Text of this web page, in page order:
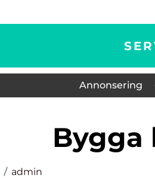
Annonsering
admin